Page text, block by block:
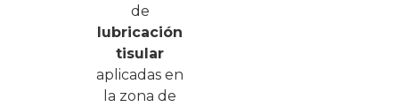
de
lubricación
tisular
aplicadas en
la zona de